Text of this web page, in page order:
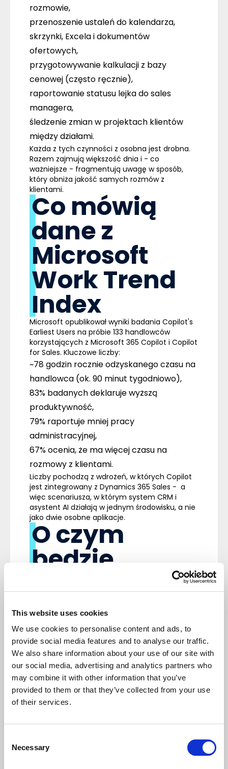
This website uses cookies
We use cookies to personalise content and ads, to
provide social media features and to analyse our traffic.
We also share information about your use of our site with
our social media, advertising and analytics partners who
may combine it with other information that you’ve
provided to them or that they’ve collected from your use
of their services.
Selection
Necessary
rozmowie,
przenoszenie ustaleń do kalendarza,
skrzynki, Excela i dokumentów
ofertowych,
przygotowywanie kalkulacji z bazy
cenowej (często ręcznie),
raportowanie statusu lejka do sales
managera,
śledzenie zmian w projektach klientów
między działami.
Każda z tych czynności z osobna jest drobna.
Razem zajmują większość dnia i - co
ważniejsze - fragmentują uwagę w sposób,
który obniża jakość samych rozmów z
klientami.
Co mówią
dane z
Microsoft
Work Trend
Index
Microsoft opublikował wyniki badania Copilot's
Earliest Users na próbie 133 handlowców
korzystających z Microsoft 365 Copilot i Copilot
for Sales. Kluczowe liczby:
~78 godzin rocznieodzyskanego czasu na
handlowca (ok. 90 minut tygodniowo),
83% badanych deklaruje wyższą
produktywność,
79% raportuje mniej pracy
administracyjnej,
67%ocenia, że ma więcej czasu na
rozmowy z klientami.
Liczby pochodzą z wdrożeń, w których Copilot
jest zintegrowany z Dynamics 365 Sales - a
więc scenariusza, w którym system CRM i
asystent AI działają w jednym środowisku, a nie
jako dwie osobne aplikacje.
O czym
będzie
webinar
praktyków — sales managera i konsultanta
realnego systemu. To nie jest klasyczne live
demo, tylko pokazanie konkretnych
momentów, w których Copilot realnie ingeruje
w pracę handlowca.
Agenda (60
minut):
Ekosystem Microsoft- jak Dynamics 365,
przepływ pracy